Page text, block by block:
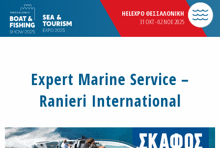
HELEXPO ΘΕΣΣΑΛΟΝΙΚΗ
31 OKT - 02 NOE 2025
Expert Marine Service –
Ranieri International